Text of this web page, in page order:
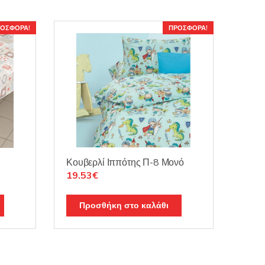
ΠΡΟΣΦΟΡΆ!
Κουβερλί Ιππότης Π-8 Μονό
Original
was:
30.59€.
19.53€Η
τιμή
είναι:
19.53€.
Προσθήκη στο καλάθι